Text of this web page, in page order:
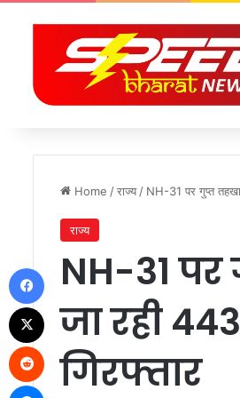
Home /राज्य / NH-31 पर गुप्त
राज्य
NH-31
जा रही
गिरफ्तार
Facebook
Messenger